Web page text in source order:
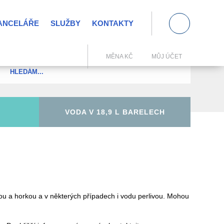
SLUŽBY KONTAKTY
MĚNA KČ MŮJ ÚČET
VODA V 18,9 L BARELECH
a horkou a v některých případech i vodu perlivou. Mohou